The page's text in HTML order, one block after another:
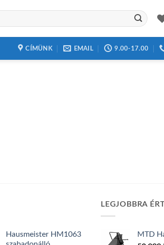
CÍMÜNK EMAIL 9.00-17.00
Hausmeister HM1063
LEGJOBBRA
MTD